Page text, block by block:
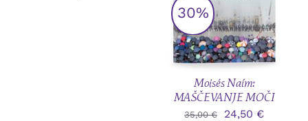
30%
Moisés Naím:
MAŠČEVANJE MOČI
35,00€
Izvirna
24,50 €